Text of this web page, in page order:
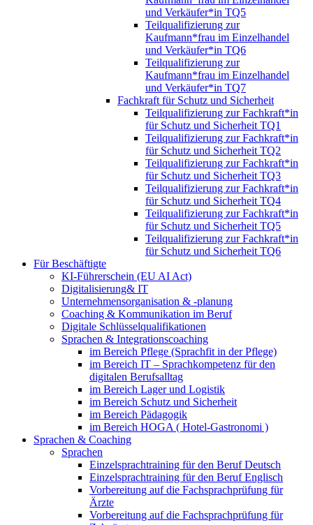
und Verkäufer*in TQ5
Teilqualifizierung zur
Kaufmann*frau im Einzelhandel
und Verkäufer*in TQ6
Teilqualifizierung zur
Kaufmann*frau im Einzelhandel
und Verkäufer*in TQ7
Fachkraft für Schutz und Sicherheit
Teilqualifizierung zur Fachkraft*in
für Schutz und Sicherheit TQ1
Teilqualifizierung zur Fachkraft*in
für Schutz und Sicherheit TQ2
Teilqualifizierung zur Fachkraft*in
für Schutz und Sicherheit TQ3
Teilqualifizierung zur Fachkraft*in
für Schutz und Sicherheit TQ4
Teilqualifizierung zur Fachkraft*in
für Schutz und Sicherheit TQ5
Teilqualifizierung zur Fachkraft*in
für Schutz und Sicherheit TQ6
Für Beschäftigte
KI-Führerschein (EU AI Act)
Digitalisierung& IT
Unternehmensorganisation & ‑planung
Coaching & Kommunikation im Beruf
Digitale Schlüsselqualifikationen
Sprachen & Integrationscoaching
im Bereich Pflege (Sprachfit in der Pflege)
im Bereich IT – Sprachkompetenz für den
digitalen Berufsalltag
im Bereich Lager und Logistik
im Bereich Schutz und Sicherheit
im Bereich Pädagogik
im Bereich HOGA ( Hotel-Gastronomi )
Sprachen & Coaching
Sprachen
Einzelsprachtraining für den Beruf Deutsch
Einzelsprachtraining für den Beruf Englisch
Vorbereitung auf die Fachsprachprüfung für
Ärzte
Vorbereitung auf die Fachsprachprüfung für